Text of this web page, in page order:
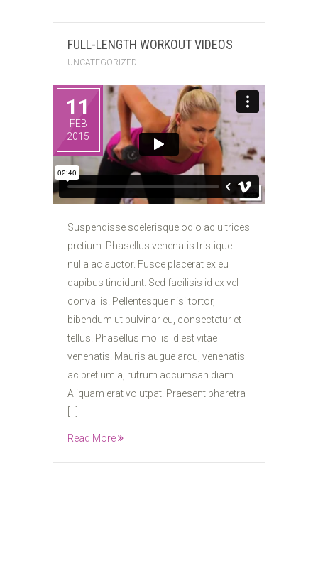
FULL-LENGTH WORKOUT VIDEOS
UNCATEGORIZED
11
FEB
2015
Suspendisse scelerisque odio ac ultrices
pretium. Phasellus venenatis tristique
nulla ac auctor. Fusce placerat ex eu
dapibus tincidunt. Sed facilisis id ex vel
convallis. Pellentesque nisi tortor,
bibendum ut pulvinar eu, consectetur et
tellus. Phasellus mollis id est vitae
venenatis. Mauris augue arcu, venenatis
ac pretium a, rutrum accumsan diam.
Aliquam erat volutpat. Praesent pharetra
Read More